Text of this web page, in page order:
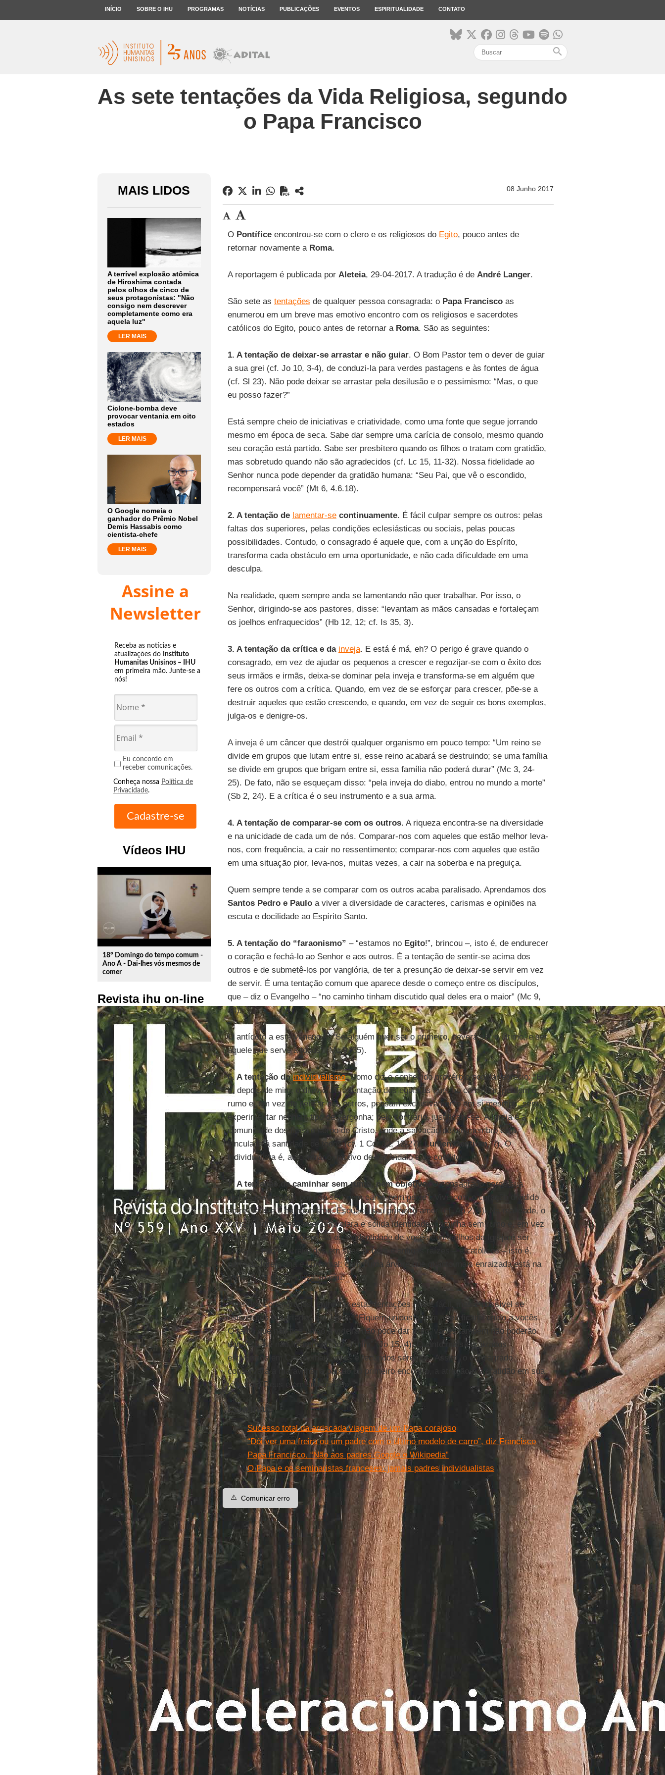
INÍCIO SOBRE O IHU PROGRAMAS NOTÍCIAS PUBLICAÇÕES EVENTOS ESPIRITUALIDADE CONTATO
search
As sete tentações da Vida Religiosa, segundo
o Papa Francisco
MAIS LIDOS
A terrível explosão atômica
de Hiroshima contada
pelos olhos de cinco de
seus protagonistas: "Não
consigo nem descrever
completamente como era
aquela luz"
LER MAIS
Ciclone-bomba deve
provocar ventania em oito
estados
LER MAIS
O Google nomeia o
ganhador do Prêmio Nobel
Demis Hassabis como
cientista-chefe
LER MAIS
Assine a
Newsletter
Receba as notícias e
atualizações do Instituto
Humanitas Unisinos – IHU
em primeira mão. Junte-se a
nós!
Eu concordo em
receber comunicações.
Conheça nossa Política de
Privacidade.
Vídeos IHU
play_circle_outline
18º Domingo do tempo comum -
Ano A - Dai-lhes vós mesmos de
comer
Revista ihu on-line
08 Junho 2017
O Pontíficeencontrou-se com o clero e os religiosos do Egito, pouco antes de
retornar novamente a Roma.
A reportagem é publicada por Aleteia, 29-04-2017. A tradução é de André Langer.
São sete as tentações de qualquer pessoa consagrada: o Papa Franciscoas
enumerou em um breve mas emotivo encontro com os religiosos e sacerdotes
católicos do Egito, pouco antes de retornar a Roma. São as seguintes:
1. A tentação de deixar-se arrastar e não guiar. O Bom Pastor tem o dever de guiar
a sua grei (cf. Jo 10, 3-4), de conduzi-la para verdes pastagens e às fontes de água
(cf. Sl 23). Não pode deixar se arrastar pela desilusão e o pessimismo: “Mas, o que
eu posso fazer?”
Está sempre cheio de iniciativas e criatividade, como uma fonte que segue jorrando
mesmo em época de seca. Sabe dar sempre uma carícia de consolo, mesmo quando
seu coração está partido. Sabe ser presbítero quando os filhos o tratam com gratidão,
mas sobretudo quando não são agradecidos (cf. Lc 15, 11-32). Nossa fidelidade ao
Senhor nunca pode depender da gratidão humana: “Seu Pai, que vê o escondido,
recompensará você” (Mt 6, 4.6.18).
2. A tentação de lamentar-secontinuamente. É fácil culpar sempre os outros: pelas
faltas dos superiores, pelas condições eclesiásticas ou sociais, pelas poucas
possibilidades. Contudo, o consagrado é aquele que, com a unção do Espírito,
transforma cada obstáculo em uma oportunidade, e não cada dificuldade em uma
desculpa.
Na realidade, quem sempre anda se lamentando não quer trabalhar. Por isso, o
Senhor, dirigindo-se aos pastores, disse: “levantam as mãos cansadas e fortaleçam
os joelhos enfraquecidos” (Hb 12, 12; cf. Is 35, 3).
3. A tentação da crítica e da inveja. E está é má, eh? O perigo é grave quando o
consagrado, em vez de ajudar os pequenos a crescer e regozijar-se com o êxito dos
seus irmãos e irmãs, deixa-se dominar pela inveja e transforma-se em alguém que
fere os outros com a crítica. Quando, em vez de se esforçar para crescer, põe-se a
destruir aqueles que estão crescendo, e quando, em vez de seguir os bons exemplos,
julga-os e denigre-os.
A inveja é um câncer que destrói qualquer organismo em pouco tempo: “Um reino se
divide em grupos que lutam entre si, esse reino acabará se destruindo; se uma família
se divide em grupos que brigam entre si, essa família não poderá durar” (Mc 3, 24-
25). De fato, não se esqueçam disso: “pela inveja do diabo, entrou no mundo a morte”
(Sb 2, 24). E a crítica é o seu instrumento e a sua arma.
4. A tentação de comparar-se com os outros. A riqueza encontra-se na diversidade
e na unicidade de cada um de nós. Comparar-nos com aqueles que estão melhor leva-
nos, com frequência, a cair no ressentimento; comparar-nos com aqueles que estão
em uma situação pior, leva-nos, muitas vezes, a cair na soberba e na preguiça.
Quem sempre tende a se comparar com os outros acaba paralisado. Aprendamos dos
Santos Pedro e Pauloa viver a diversidade de caracteres, carismas e opiniões na
escuta e docilidade ao Espírito Santo.
5. A tentação do “faraonismo” – “estamos no Egito!”, brincou –, isto é, de endurecer
o coração e fechá-lo ao Senhor e aos outros. É a tentação de sentir-se acima dos
outros e de submetê-los por vanglória, de ter a presunção de deixar-se servir em vez
de servir. É uma tentação comum que aparece desde o começo entre os discípulos,
que – diz o Evangelho – “no caminho tinham discutido qual deles era o maior” (Mc 9,
34).
O antídoto a este veneno é: “Se alguém quer ser o primeiro, deverá ser o último, e ser
aquele que serve a todos” (Mc 9, 35).
6. A tentação doindividualismo. Como diz o conhecido provérbio popular egípcio: “Eu
e, depois de mim, o dilúvio”. É a tentação dos egoístas que, ao caminhar, perdem o
rumo e, em vez de pensar nos outros, pensam exclusivamente em si mesmos, sem
experimentar nenhum tipo de vergonha; pelo contrário, justificam-se. A Igreja é a
comunidade dos fiéis, o corpo de Cristo, onde a salvação de um membro está
vinculada à santidade de todos (cf. 1 Cor 12, 12-27);
Lumen Gentium, 7). O
individualista é, ao contrário, motivo de escândalo e de conflito.
7. A tentação de caminhar sem rumo, nem objetivo. O consagrado perde sua
identidade e acaba por não ser “nem carne nem peixe”. Vive com o coração dividido
entre Deus e o mundanismo. Esquece seu primeiro amor (cf. Ap 2, 4). Na realidade, o
consagrado, se não tiver uma clara e sólida identidade, caminha sem rumo e, em vez
de guiar os outros, dispersa-os. A identidade de vocês como filhos da Igreja é ser
coptas – isto é, arraigados em suas nobres e antigas raízes – e católicos – isto é,
parte da Igreja una e universal: como uma árvore que quanto mais enraizada está na
terra, mais ela se eleva ao céu.
Queridos consagrados, enfrentar estas tentações não é fácil, mas é possível se
estivermos enxertados em Jesus: “Fiquem unidos a mim, e eu ficarei unido a vocês.
O ramo que não fica unido à videira não pode dar fruto, vocês também não poderão
dar fruto, se não ficarem unidos a mim” (Jo 15, 4). Quanto mais enraizados
estivermos em Cristo, mais vivos e fecundos seremos. Assim, o consagrado
conservará a maravilha, a paixão do primeiro encontro, a atração e a gratidão em sua
vida com Deus e em sua missão.
Leia mais
Sucesso total da arriscada viagem de um Papa corajoso
“Dói ver uma freira ou um padre com o último modelo de carro”, diz Francisco
Papa Francisco. “Não aos padres Google e Wikipedia”
O Papa e os seminaristas franceses: jamais padres individualistas
⚠️ Comunicar erro